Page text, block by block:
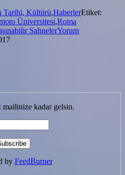
Tarihi, Kültürü,HaberlerEtiket:
Üniversitesi,Roma
SahnelerYorum
mailinize kadar gelsin.
by FeedBurner